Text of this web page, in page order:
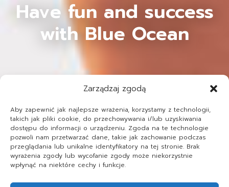
Zarządzaj zgodą
Aby zapewnić jak najlepsze wrażenia, korzystamy z technologii,
takich jak pliki cookie, do przechowywania i/lub uzyskiwania
dostępu do informacji o urządzeniu. Zgoda na te technologie
pozwoli nam przetwarzać dane, takie jak zachowanie podczas
przeglądania lub unikalne identyfikatory na tej stronie. Brak
wyrażenia zgody lub wycofanie zgody może niekorzystnie
wpłynąć na niektóre cechy i funkcje.
Have fun and success
with Blue Ocean